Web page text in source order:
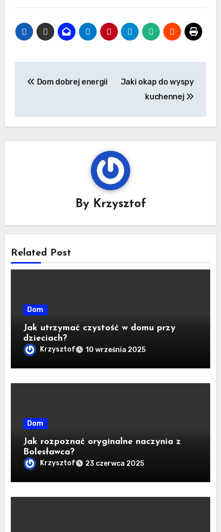
Dom dobrej energii
Jaki okap do wyspy
kuchennej
By Krzysztof
Related Post
Dom
Jak utrzymać czystość w domu przy
dzieciach?
Krzysztof 10 września 2025
Dom
Jak rozpoznać oryginalne naczynia z
Bolesławca?
Krzysztof 23 czerwca 2025